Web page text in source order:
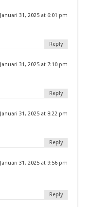
Januari 31, 2025 at 6:01 pm
Reply
Januari 31, 2025 at 7:10 pm
Reply
Januari 31, 2025 at 8:22 pm
Reply
Januari 31, 2025 at 9:56 pm
Reply